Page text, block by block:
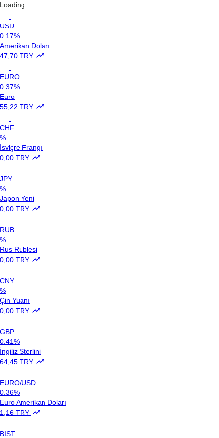
Loading...
USD
0.17%
Amerikan Doları
47,70 TRY
EURO
0.37%
Euro
55,22 TRY
CHF
%
İsviçre Frangı
0,00 TRY
JPY
%
Japon Yeni
0,00 TRY
RUB
%
Rus Rublesi
0,00 TRY
CNY
%
Çin Yuanı
0,00 TRY
GBP
0.41%
İngiliz Sterlini
64,45 TRY
EURO/USD
0.36%
Euro Amerikan Doları
1,16 TRY
BIST